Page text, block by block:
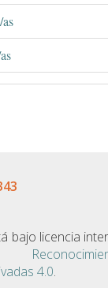
bajo licencia
4.0.